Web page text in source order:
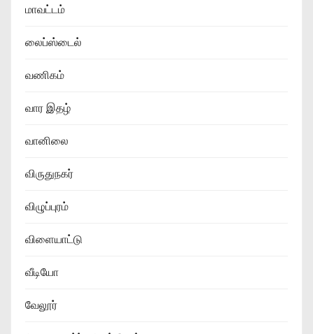
மாவட்டம்
லைப்ஸ்டைல்
வணிகம்
வார இதழ்
வானிலை
விருதுநகர்
விழுப்புரம்
விளையாட்டு
வீடியோ
வேலூர்